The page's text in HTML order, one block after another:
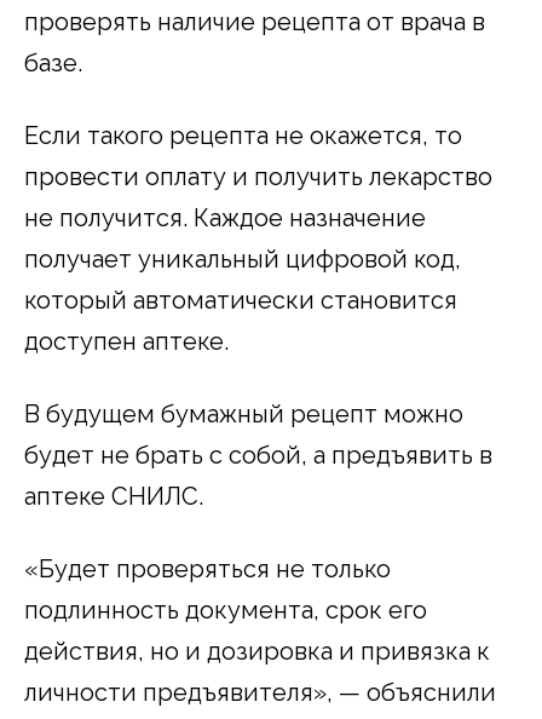
проверять наличие рецепта от врача в
базе.
Если такого рецепта не окажется, то
провести оплату и получить лекарство
не получится. Каждое назначение
получает уникальный цифровой код,
который автоматически становится
доступен аптеке.
В будущем бумажный рецепт можно
будет не брать с собой, а предъявить в
аптеке СНИЛС.
«Будет проверяться не только
подлинность документа, срок его
действия, но и дозировка и привязка к
личности предъявителя», — объяснили